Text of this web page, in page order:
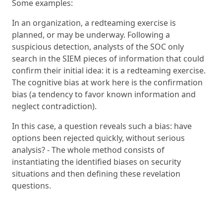
Some examples:
In an organization, a redteaming exercise is
planned, or may be underway. Following a
suspicious detection, analysts of the SOC only
search in the SIEM pieces of information that could
confirm their initial idea: it is a redteaming exercise.
The cognitive bias at work here is the confirmation
bias (a tendency to favor known information and
neglect contradiction).
In this case, a question reveals such a bias: have
options been rejected quickly, without serious
analysis? - The whole method consists of
instantiating the identified biases on security
situations and then defining these revelation
questions.